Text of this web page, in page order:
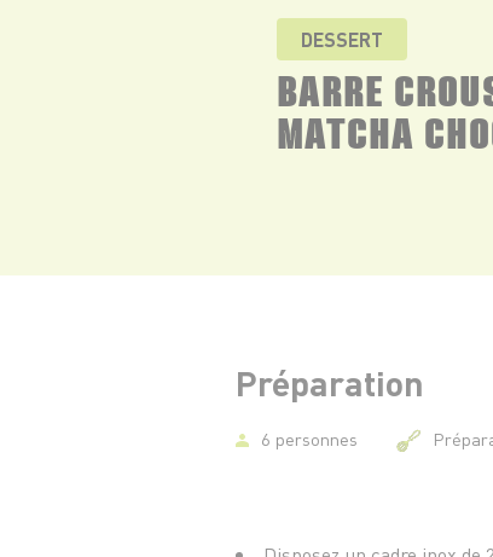
DESSERT
BARRE
MATCHA
Préparation
6 personnes